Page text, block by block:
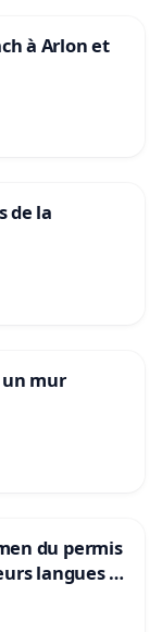
à Arlon et
de la
un mur
du permis
langues à